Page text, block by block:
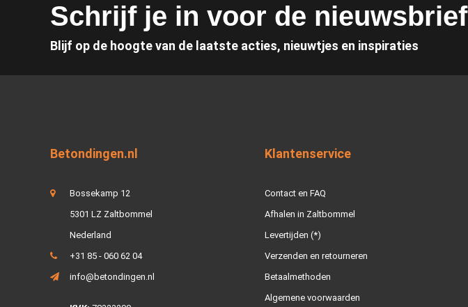
Schrijf je in voor de nieuwsbrief
Blijf op de hoogte van de laatste acties, nieuwtjes en inspiraties
Betondingen.nl
Bossekamp 12
5301 LZ Zaltbommel
Nederland
+31 85 - 060 62 04
info@betondingen.nl
Klantenservice
Contact en FAQ
Afhalen in Zaltbommel
Levertijden (*)
Verzenden en retourneren
Betaalmethoden
Algemene voorwaarden